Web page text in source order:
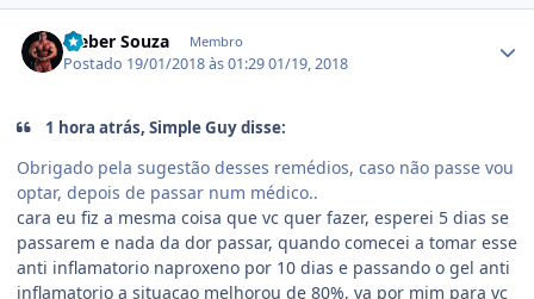
Cleber Souza Membro
Postado 19/01/2018 às 01:2901/19, 2018
1 hora atrás, Simple Guy disse:
Obrigado pela sugestão desses remédios, caso não passe vou
optar, depois de passar num médico..
cara eu fiz a mesma coisa que vc quer fazer, esperei 5 dias se
passarem e nada da dor passar, quando comecei a tomar esse
anti inflamatorio naproxeno por 10 dias e passando o gel anti
inflamatorio a situacao melhorou de 80%, va por mim para vc